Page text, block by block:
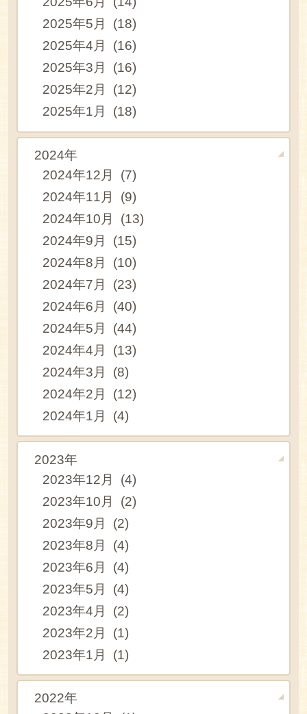
2025年5月 (18)
2025年4月 (16)
2025年3月 (16)
2025年2月 (12)
2025年1月 (18)
2024年
2024年12月 (7)
2024年11月 (9)
2024年10月 (13)
2024年9月 (15)
2024年8月 (10)
2024年7月 (23)
2024年6月 (40)
2024年5月 (44)
2024年4月 (13)
2024年3月 (8)
2024年2月 (12)
2024年1月 (4)
2023年
2023年12月 (4)
2023年10月 (2)
2023年9月 (2)
2023年8月 (4)
2023年6月 (4)
2023年5月 (4)
2023年4月 (2)
2023年2月 (1)
2023年1月 (1)
2022年